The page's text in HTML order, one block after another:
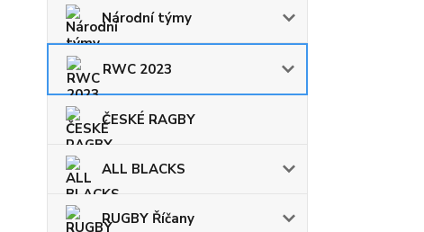
Národní týmy
RWC 2023
ČESKÉ RAGBY
ALL BLACKS
RUGBY Říčany